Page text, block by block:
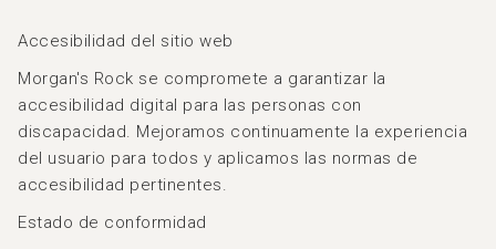
Accesibilidad del sitio web
Morgan's Rock se compromete a garantizar la
accesibilidad digital para las personas con
discapacidad. Mejoramos continuamente la experiencia
del usuario para todos y aplicamos las normas de
accesibilidad pertinentes.
Estado de conformidad